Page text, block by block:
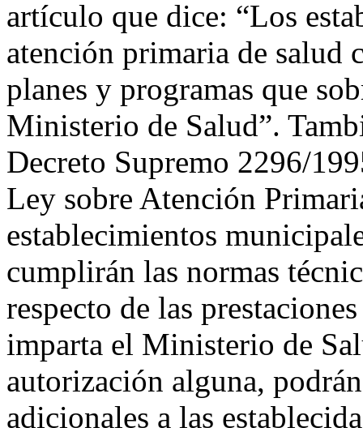
artículo que dice: “Los
atención primaria de salud
planes y programas que
Ministerio de Salud”.
Decreto Supremo 2296/
Ley sobre Atención
establecimientos
cumplirán las normas
respecto de las
imparta el Ministerio de
autorización alguna,
adicionales a las